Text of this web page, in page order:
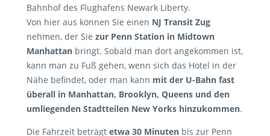
Bahnhof des Flughafens Newark Liberty.
Von hier aus können Sie einen NJ Transit Zug
nehmen, der Sie zur Penn Station in Midtown
Manhattan bringt. Sobald man dort angekommen ist,
kann man zu Fuß gehen, wenn sich das Hotel in der
Nähe befindet, oder man kann mit der U-Bahn fast
überall in Manhattan, Brooklyn, Queens und den
umliegenden Stadtteilen New Yorks hinzukommen.
Die Fahrzeit beträgt etwa 30 Minuten bis zur Penn